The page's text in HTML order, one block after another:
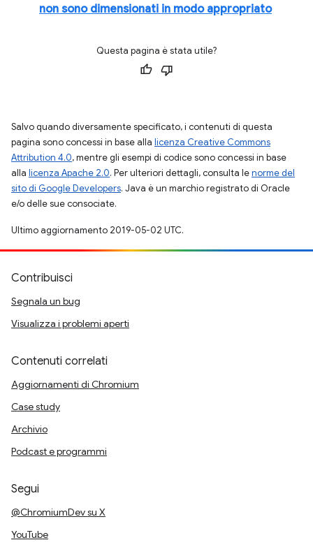
non sono dimensionati in modo appropriato
Questa pagina è stata utile?
Salvo quando diversamente specificato, i contenuti di questa
pagina sono concessi in base alla licenza Creative Commons
Attribution 4.0, mentre gli esempi di codice sono concessi in base
alla licenza Apache 2.0. Per ulteriori dettagli, consulta lenorme del
sito di Google Developers. Java è un marchio registrato di Oracle
e/o delle sue consociate.
Ultimo aggiornamento 2019-05-02 UTC.
Contribuisci
Segnala un bug
Visualizza i problemi aperti
Contenuti correlati
Aggiornamenti di Chromium
Case study
Archivio
Podcast e programmi
Segui
@ChromiumDev su X
YouTube